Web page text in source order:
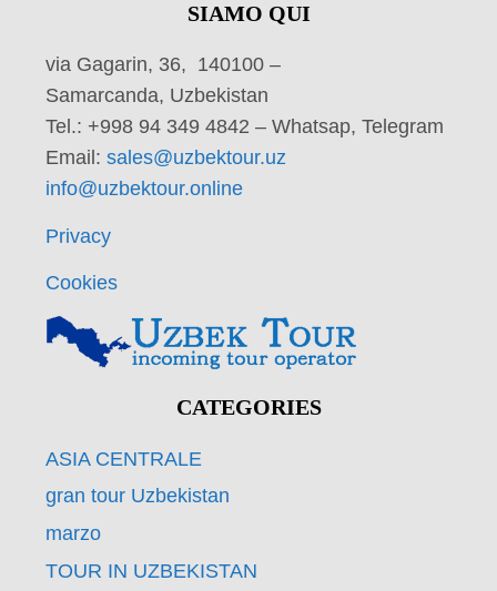
SIAMO QUI
via Gagarin, 36, 140100 –
Samarcanda, Uzbekistan
Tel.: +998 94 349 4842 – Whatsap, Telegram
Email: sales@uzbektour.uz
info@uzbektour.online
Privacy
Cookies
CATEGORIES
ASIA CENTRALE
gran tour Uzbekistan
marzo
TOUR IN UZBEKISTAN